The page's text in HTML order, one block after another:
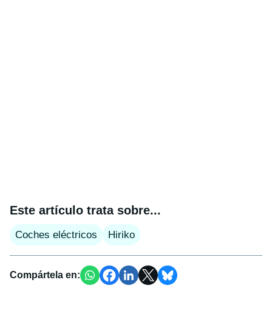
Este artículo trata sobre...
Coches eléctricos Hiriko
Compártela en: